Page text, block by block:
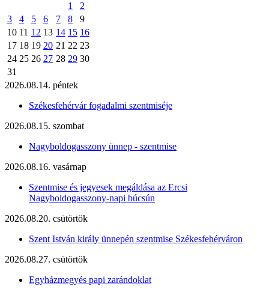
1
2
3
4 5 6 7 8
9
10 11 12 13 14 15 16
17 18 19 20 21 22 23
24 25 26 27 28 29 30
31
2026.08.14. péntek
Székesfehérvár fogadalmi szentmiséje
2026.08.15. szombat
Nagyboldogasszony ünnep - szentmise
2026.08.16. vasárnap
Szentmise és jegyesek megáldása az Ercsi
Nagyboldogasszony-napi búcsún
2026.08.20. csütörtök
Szent István király ünnepén szentmise Székesfehérváron
2026.08.27. csütörtök
Egyházmegyés papi zarándoklat